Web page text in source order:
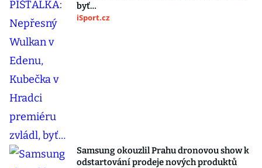
byť…
iSport.cz
Samsung okouzlil Prahu dronovou show k
odstartování prodeje nových produktů